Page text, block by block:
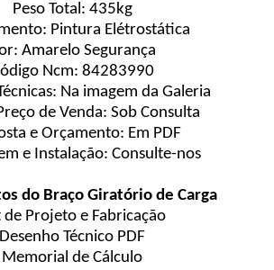
Peso Total: 435kg
Pintura Elétrostática
Amarelo Segurança
Ncm: 84283990
Na imagem da Galeria
de Venda: Sob Consulta
e Orçamento: Em PDF
e Instalação: Consulte-nos
do Braço Giratório de Carga
Projeto e Fabricação
Desenho Técnico PDF
Memorial de Cálculo